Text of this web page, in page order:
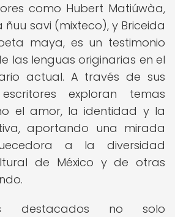
como Hubert Matiúwàa,
savi (mixteco), y Briceida
maya, es un testimonio
las lenguas originarias en el
actual. A través de sus
exploran temas
el amor, la identidad y la
aportando una mirada
a la diversidad
de México y de otras
destacados no solo